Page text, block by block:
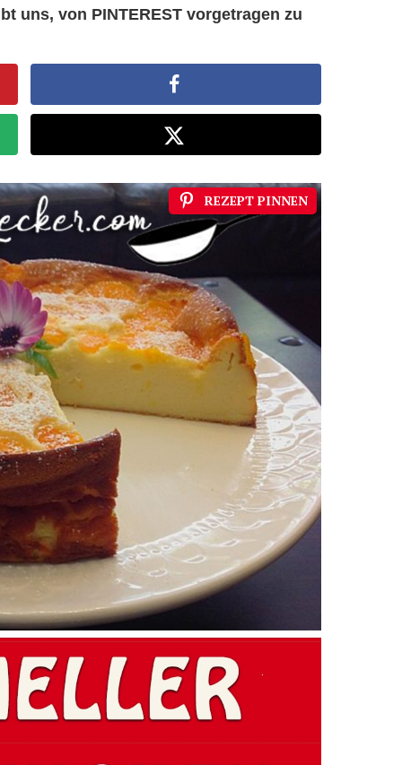
uns, von PINTEREST vorgetragen zu
REZEPT PINNEN